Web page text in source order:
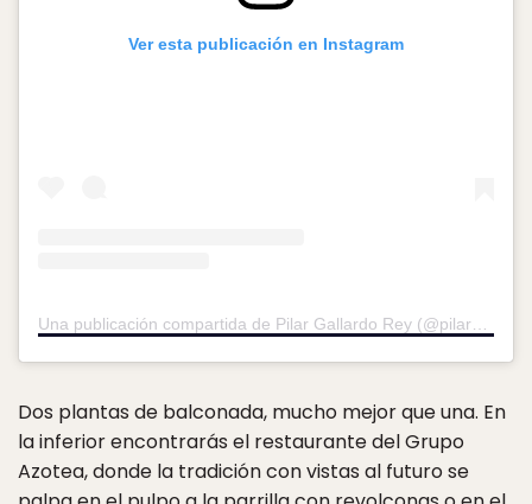
Ver esta publicación en Instagram
Una publicación compartida de Pilar Gallardo Rey (@pilargallardorey)
Dos plantas de balconada, mucho mejor que una. En
la inferior encontrarás el restaurante del Grupo
Azotea, donde la tradición con vistas al futuro se